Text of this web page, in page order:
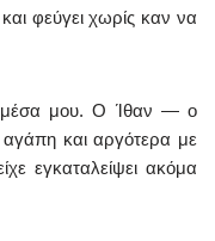
φεύγει χωρίς καν να
μέσα μου. Ο Ίθαν — ο
και αργότερα με
εγκαταλείψει ακόμα